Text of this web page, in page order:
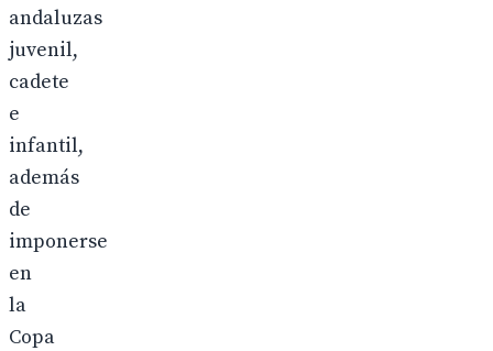
andaluzas
juvenil,
cadete
e
infantil,
además
de
imponerse
en
la
Copa